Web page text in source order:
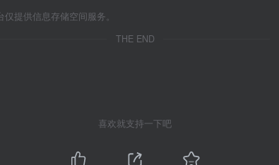
提供信息存储空间服务。
THE END
喜欢就支持一下吧